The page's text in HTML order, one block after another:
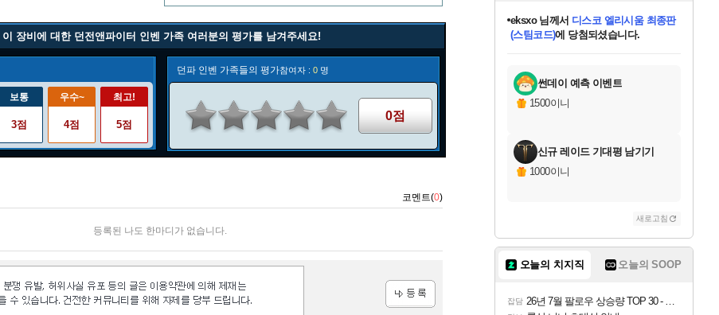
이 장비에 대한 던전앤파이터 인벤 가족 여러분의 평가를 남겨주세요!
보통
3점
우수~
4점
최고!
5점
던파 인벤 가족들의 평가참여자 : 0 명
0점
코멘트(0)
등록된 나도 한마디가 없습니다.
당첨되셨습니다.
당첨되셨습니다.
eksxo님께서 디스코 엘리시움 최종판
(스팀코드)에 당첨되셨습니다.
당첨되셨습니다.
당첨되셨습니다.
에디션 (스팀코드)를 교환.
당첨되셨습니다.
당첨되셨습니다.
당첨되셨습니다.
당첨되셨습니다.
썬데이 예측 이벤트
1500이니
신규 레이드 기대평 남기기
1000이니
새로고침
오늘의 치지직 오늘의 SOOP
잡담 26년 7월 팔로우 상승량 TOP 30 - 월간 치지직